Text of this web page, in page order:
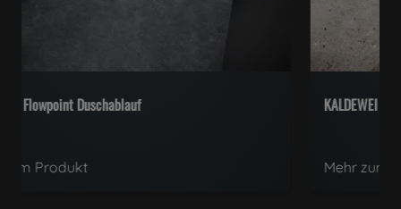
KALDEWEI Aluvia Duschwanne
Mehr zum Produkt